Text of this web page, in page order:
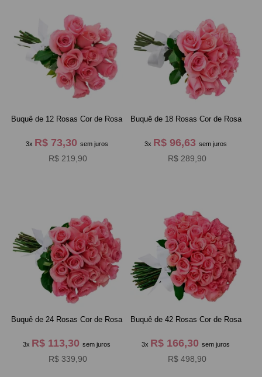
Buquê de 12 Rosas Cor de Rosa
3x R$ 73,30 sem juros
R$ 219,90
Buquê de 18 Rosas Cor de Rosa
3x R$ 96,63sem juros
R$ 289,90
Buquê de 24 Rosas Cor de Rosa
3x R$ 113,30sem juros
R$ 339,90
Buquê de 42 Rosas Cor de Rosa
3x R$ 166,30sem juros
R$ 498,90